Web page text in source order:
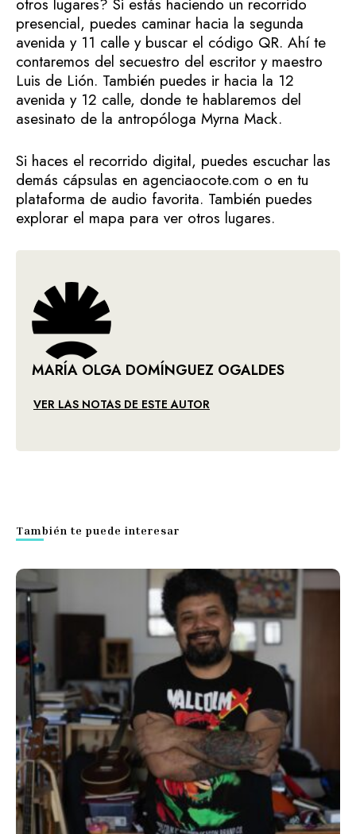
otros lugares? Si estás haciendo un recorrido
presencial, puedes caminar hacia la segunda
avenida y 11 calle y buscar el código QR. Ahí te
contaremos del secuestro del escritor y maestro
Luis de Lión. También puedes ir hacia la 12
avenida y 12 calle, donde te hablaremos del
asesinato de la antropóloga Myrna Mack.
Si haces el recorrido digital, puedes escuchar las
demás cápsulas en agenciaocote.com o en tu
plataforma de audio favorita. También puedes
explorar el mapa para ver otros lugares.
MARÍA OLGA DOMÍNGUEZ OGALDES
VER LAS NOTAS DE ESTE AUTOR
También te puede interesar